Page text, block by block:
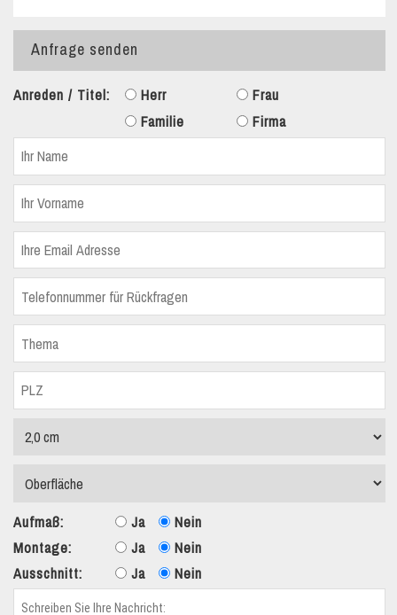
Anfrage senden
Anreden / Titel: Herr
Frau
Familie
Firma
Aufmaß: Ja
Nein
Montage:
Ja
Nein
Ausschnitt:
Ja Nein